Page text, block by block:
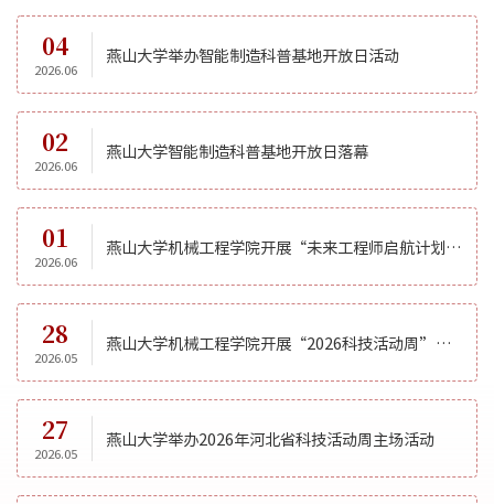
04
2026.06
燕山大学举办智能制造科普基地开放日活动
02
2026.06
燕山大学智能制造科普基地开放日落幕
01
2026.06
燕山大学机械工程学院开展“未来工程师启航计划”科普活动
28
2026.05
燕山大学机械工程学院开展“2026科技活动周”科普开放日活动
27
2026.05
燕山大学举办2026年河北省科技活动周主场活动